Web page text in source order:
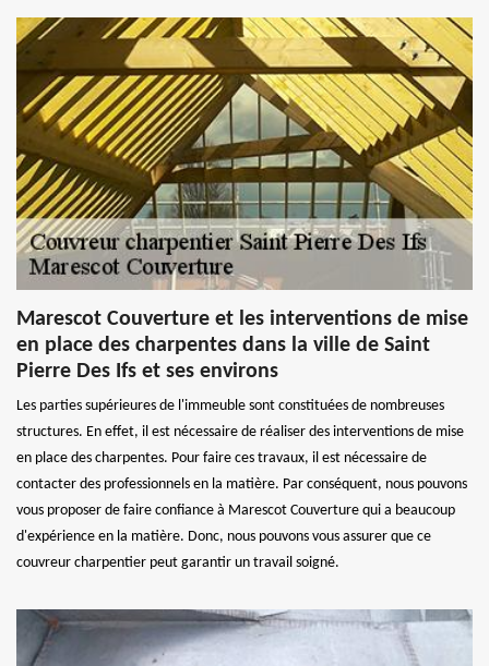
Marescot Couverture et les interventions de mise
en place des charpentes dans la ville de Saint
Pierre Des Ifs et ses environs
Les parties supérieures de l'immeuble sont constituées de nombreuses
structures. En effet, il est nécessaire de réaliser des interventions de mise
en place des charpentes. Pour faire ces travaux, il est nécessaire de
contacter des professionnels en la matière. Par conséquent, nous pouvons
vous proposer de faire confiance à Marescot Couverture qui a beaucoup
d'expérience en la matière. Donc, nous pouvons vous assurer que ce
couvreur charpentier peut garantir un travail soigné.